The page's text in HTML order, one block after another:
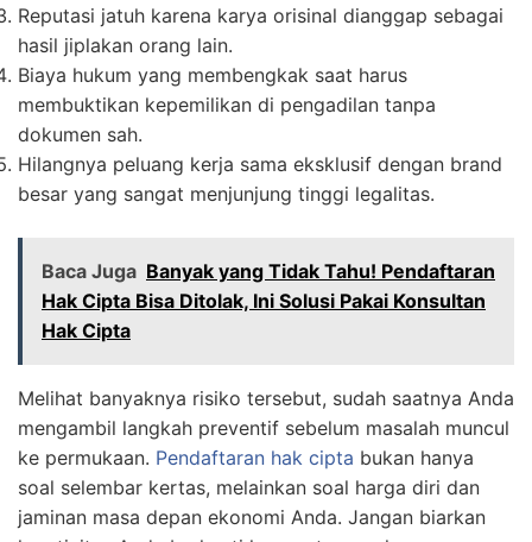
Reputasi jatuh karena karya orisinal dianggap sebagai
hasil jiplakan orang lain.
Biaya hukum yang membengkak saat harus
membuktikan kepemilikan di pengadilan tanpa
dokumen sah.
Hilangnya peluang kerja sama eksklusif dengan brand
besar yang sangat menjunjung tinggi legalitas.
Baca Juga Banyak yang Tidak Tahu! Pendaftaran
Hak Cipta Bisa Ditolak, Ini Solusi Pakai Konsultan
Hak Cipta
Melihat banyaknya risiko tersebut, sudah saatnya Anda
mengambil langkah preventif sebelum masalah muncul
ke permukaan. Pendaftaran hak cipta bukan hanya
soal selembar kertas, melainkan soal harga diri dan
jaminan masa depan ekonomi Anda. Jangan biarkan